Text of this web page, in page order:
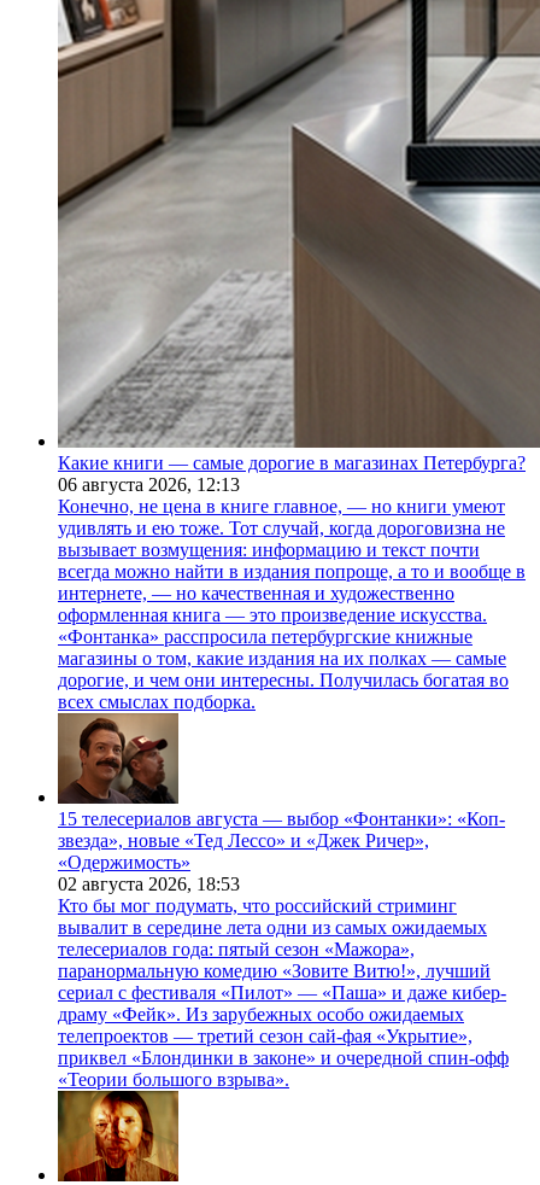
Какие книги — самые дорогие в магазинах Петербурга?
06 августа 2026, 12:13
Конечно, не цена в книге главное, — но книги умеют
удивлять и ею тоже. Тот случай, когда дороговизна не
вызывает возмущения: информацию и текст почти
всегда можно найти в издания попроще, а то и вообще в
интернете, — но качественная и художественно
оформленная книга — это произведение искусства.
«Фонтанка» расспросила петербургские книжные
магазины о том, какие издания на их полках — самые
дорогие, и чем они интересны. Получилась богатая во
всех смыслах подборка.
15 телесериалов августа — выбор «Фонтанки»: «Коп-
звезда», новые «Тед Лессо» и «Джек Ричер»,
«Одержимость»
02 августа 2026, 18:53
Кто бы мог подумать, что российский стриминг
вывалит в середине лета одни из самых ожидаемых
телесериалов года: пятый сезон «Мажора»,
паранормальную комедию «Зовите Витю!», лучший
сериал с фестиваля «Пилот» — «Паша» и даже кибер-
драму «Фейк». Из зарубежных особо ожидаемых
телепроектов — третий сезон сай-фая «Укрытие»,
приквел «Блондинки в законе» и очередной спин-офф
«Теории большого взрыва».